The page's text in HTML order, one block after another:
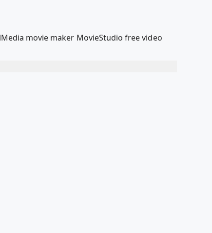
movie maker MovieStudio free video